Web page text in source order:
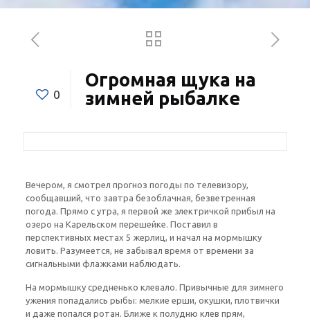
0
Огромная щука на
зимней рыбалке
Вечером, я смотрел прогноз погоды по телевизору,
сообщавший, что завтра безоблачная, безветренная
погода. Прямо с утра, я первой же электричкой прибыл на
озеро на Карельском перешейке. Поставил в
перспективных местах 5 жерлиц, и начал на мормышку
ловить. Разумеется, не забывал время от времени за
сигнальными флажками наблюдать.
На мормышку средненько клевало. Привычные для зимнего
ужения попадались рыбы: мелкие ерши, окушки, плотвички
и даже попался ротан. Ближе к полудню клев прям,